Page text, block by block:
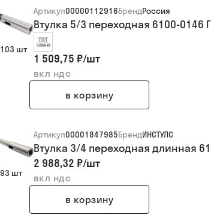
103 шт
Артикул00000112916БрендРоссия
Втулка 5/3 переходная 6100-0146
1 509,75 ₽/шт
вкл ндс
в корзину
93 шт
Артикул00001847985БрендИНСТУЛС
Втулка 3/4 переходная длинная
2 988,32 ₽/шт
вкл ндс
в корзину